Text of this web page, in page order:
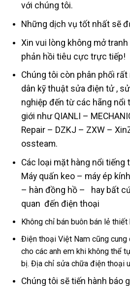
với chúng tôi.
Những dịch vụ tốt nhất sẽ
Xin vui lòng không mở
phản hồi tiêu cực trực tiếp!
Chúng tôi còn phân phối
dân kỹ thuật sửa điện tử ,
nghiệp đến từ các hãng nổi
giới như QIANLI –
Repair – DZKJ – ZXW –
ossteam.
Các loại mặt hàng nổi tiếng
Máy quấn keo – máy ép
– hàn đồng hồ – hay bất
quan đến điện thoại
Không chỉ bán buôn bán lẻ
Điện thoại Việt Nam cũng
cho các anh em khi không thể
bị. Địa chỉ sửa chữa điện thoại
Chúng tôi sẽ tiến hành báo